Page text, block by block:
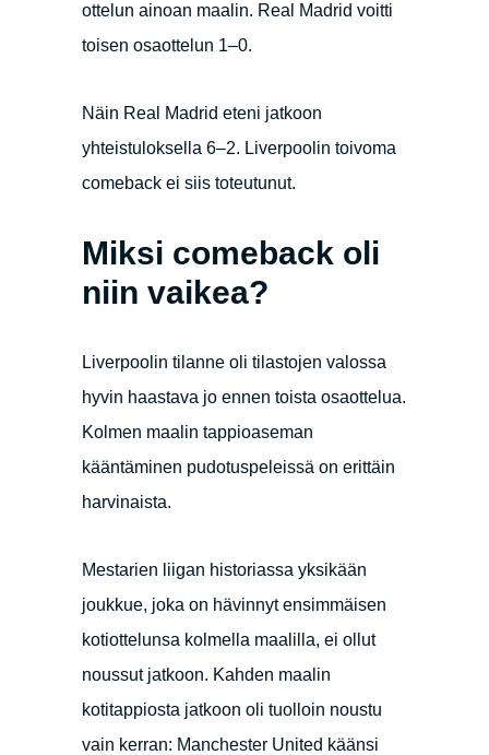
ottelun ainoan maalin. Real Madrid voitti
toisen osaottelun 1–0.
Näin Real Madrid eteni jatkoon
yhteistuloksella 6–2. Liverpoolin toivoma
comeback ei siis toteutunut.
Miksi comeback oli
niin vaikea?
Liverpoolin tilanne oli tilastojen valossa
hyvin haastava jo ennen toista osaottelua.
Kolmen maalin tappioaseman
kääntäminen pudotuspeleissä on erittäin
harvinaista.
Mestarien liigan historiassa yksikään
joukkue, joka on hävinnyt ensimmäisen
kotiottelunsa kolmella maalilla, ei ollut
noussut jatkoon. Kahden maalin
kotitappiosta jatkoon oli tuolloin noustu
vain kerran: Manchester United käänsi